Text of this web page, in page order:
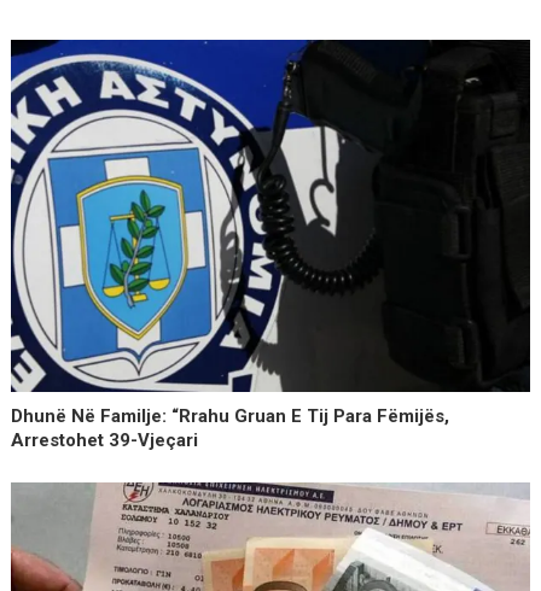
Dhunë Në Familje: “Rrahu Gruan E Tij Para Fëmijës,
Arrestohet 39-Vjeçari